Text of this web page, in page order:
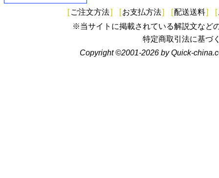
[ ご注文方法] [お支払方法] [配送送料] [
※当サイトに掲載されている解説文など
特定商取引法に基づ
Copyright ©2001-2026 by Quick-